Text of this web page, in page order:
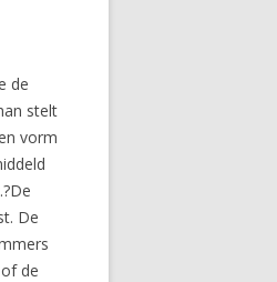
de
stelt
vorm
De
de